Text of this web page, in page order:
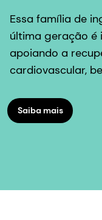
Essa família de
última geração é
apoiando a
cardiovascular,
Saiba mais